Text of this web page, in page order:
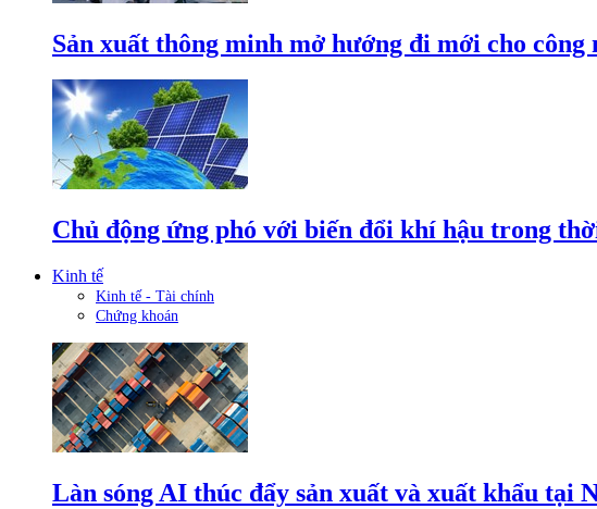
Sản xuất thông minh mở hướng đi mới cho
Chủ động ứng phó với biến đổi khí hậu trong
Kinh tế
Kinh tế - Tài chính
Chứng khoán
Làn sóng AI thúc đẩy sản xuất và xuất khẩu tại